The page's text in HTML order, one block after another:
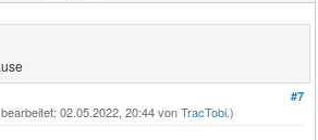
#7
02.05.2022, 20:44 vonTracTobi.)